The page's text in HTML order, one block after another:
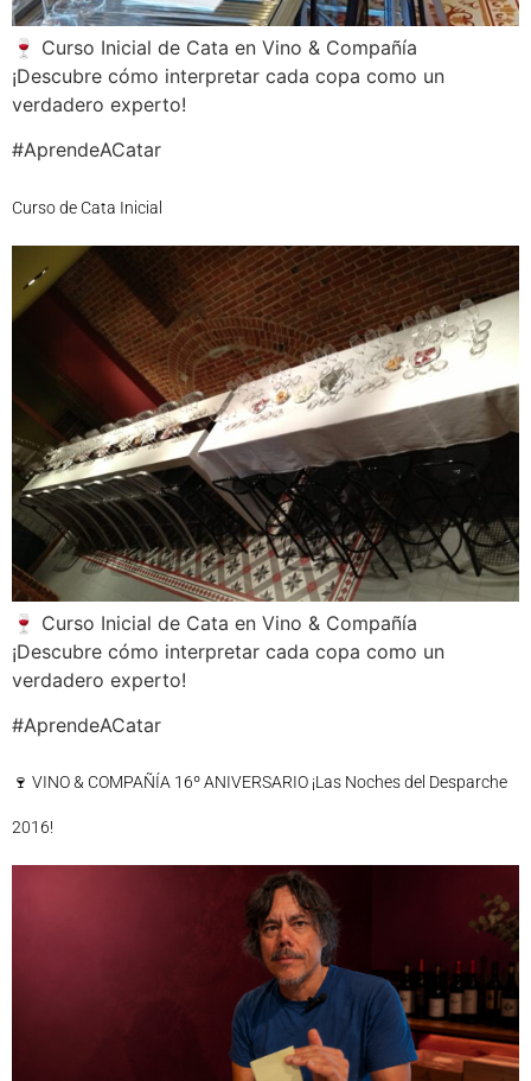
🍷 Curso Inicial de Cata en Vino & Compañía
¡Descubre cómo interpretar cada copa como un
verdadero experto!
#AprendeACatar
Curso de Cata Inicial
🍷 Curso Inicial de Cata en Vino & Compañía
¡Descubre cómo interpretar cada copa como un
verdadero experto!
#AprendeACatar
🍷 VINO & COMPAÑÍA 16º ANIVERSARIO ¡Las Noches del Desparche
2016!